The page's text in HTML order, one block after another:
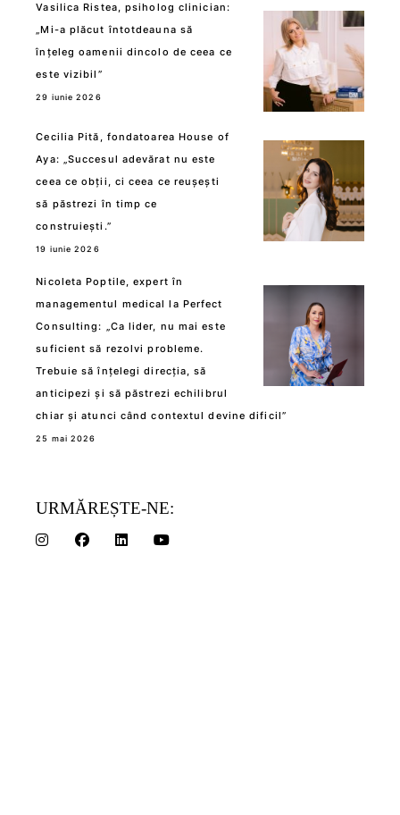
Vasilica Ristea, psiholog clinician:
„Mi-a plăcut întotdeauna să
înțeleg oamenii dincolo de ceea ce
este vizibil”
29 iunie 2026
Cecilia Pită, fondatoarea House of
Aya: „Succesul adevărat nu este
ceea ce obții, ci ceea ce reușești
să păstrezi în timp ce
construiești.”
19 iunie 2026
Nicoleta Poptile, expert în
managementul medical la Perfect
Consulting: „Ca lider, nu mai este
suficient să rezolvi probleme.
Trebuie să înțelegi direcția, să
anticipezi și să păstrezi echilibrul
chiar și atunci când contextul devine dificil”
25 mai 2026
URMĂREȘTE-NE: